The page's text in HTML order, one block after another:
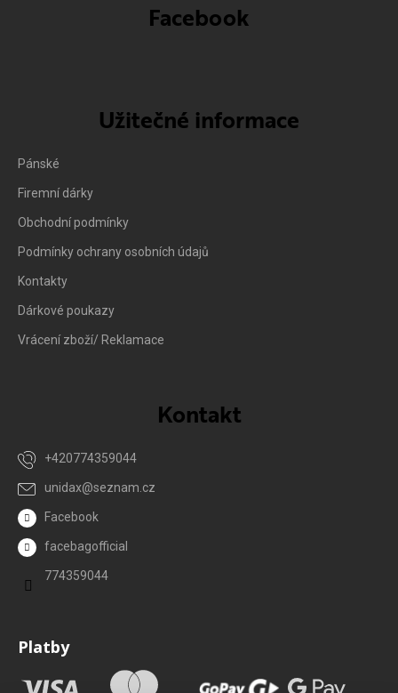
Facebook
Užitečné informace
Pánské
Firemní dárky
Obchodní podmínky
Podmínky ochrany osobních údajů
Kontakty
Dárkové poukazy
Vrácení zboží/ Reklamace
Kontakt
unidax@seznam.cz
+420774359044
Facebook
facebagofficial
774359044
Platby